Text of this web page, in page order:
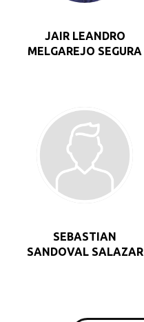
JAIR LEANDRO
MELGAREJO SEGURA
SEBASTIAN
SANDOVAL SALAZAR